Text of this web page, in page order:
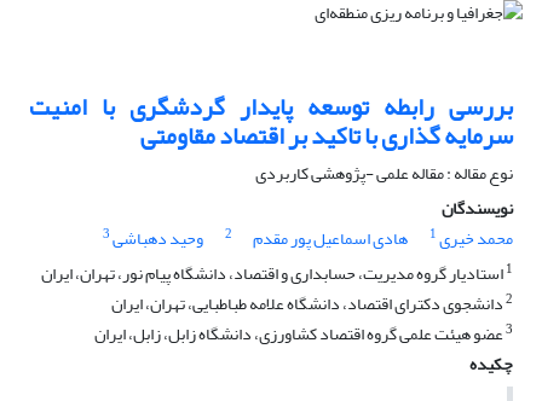
بررسی رابطه توسعه پایدار گردشگری با امنیت
سرمایه گذاری با تاکید بر اقتصاد مقاومتی
نوع مقاله : مقاله علمی -پژوهشی کاربردی
نویسندگان
محمد خیری1 هادی اسماعیل پور مقدم 2 وحید دهباشی3
1استادیار گروه مدیریت، حسابداری و اقتصاد، دانشگاه پیام نور، تهران، ایران
2دانشجوی دکترای اقتصاد، دانشگاه علامه طباطبایی، تهران، ایران
3عضو هیئت علمی گروه اقتصاد کشاورزی، دانشگاه زابل، زابل، ایران
چکیده